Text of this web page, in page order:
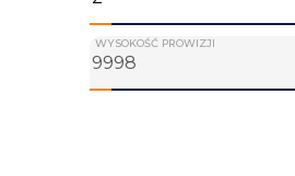
WYSOKOŚĆ PROWIZJI